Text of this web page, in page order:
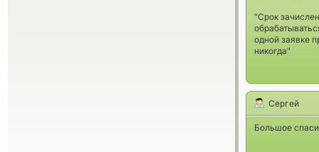
"Срок
одной заявке
никогда"
Сергей
Большое